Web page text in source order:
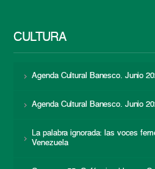
CULTURA
Agenda Cultural Banesco. Junio
Agenda Cultural Banesco. Junio
La palabra ignorada: las voces
Venezuela